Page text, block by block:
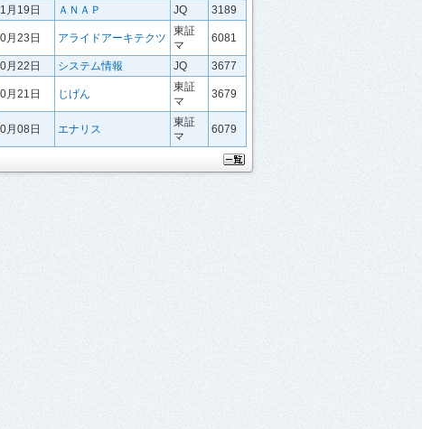
月19日 ＡＮＡＰ JQ 3189
月23日 アライドアーキテクツ
東証
マ
6081
月22日 システム情報 JQ 3677
月21日 じげん
東証
マ
3679
月08日 エナリス
東証
マ
6079